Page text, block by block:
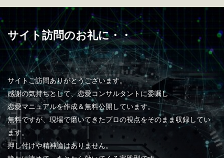
サイト訪問のお礼に・・
サイトご訪問ありがとうございます。
感謝の気持ちとして、恋愛コンサルタントに委嘱し
恋愛マニュアルを作成＆無料公開しています。
無料ですが、現場で磨いてきたプロの視点をそのまま収録してい
ます。
押し付けや精神論はありません。